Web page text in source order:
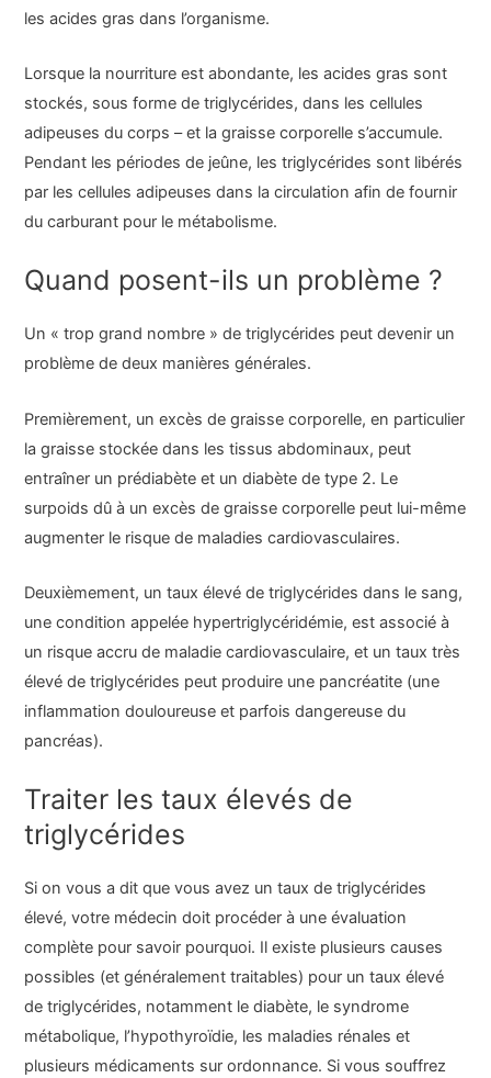
les acides gras dans l’organisme.
Lorsque la nourriture est abondante, les acides gras sont
stockés, sous forme de triglycérides, dans les cellules
adipeuses du corps – et la graisse corporelle s’accumule.
Pendant les périodes de jeûne, les triglycérides sont libérés
par les cellules adipeuses dans la circulation afin de fournir
du carburant pour le métabolisme.
Quand posent-ils un problème ?
Un « trop grand nombre » de triglycérides peut devenir un
problème de deux manières générales.
Premièrement, un excès de graisse corporelle, en particulier
la graisse stockée dans les tissus abdominaux, peut
entraîner un prédiabète et un diabète de type 2. Le
surpoids dû à un excès de graisse corporelle peut lui-même
augmenter le risque de maladies cardiovasculaires.
Deuxièmement, un taux élevé de triglycérides dans le sang,
une condition appelée hypertriglycéridémie, est associé à
un risque accru de maladie cardiovasculaire, et un taux très
élevé de triglycérides peut produire une pancréatite (une
inflammation douloureuse et parfois dangereuse du
pancréas).
Traiter les taux élevés de
triglycérides
Si on vous a dit que vous avez un taux de triglycérides
élevé, votre médecin doit procéder à une évaluation
complète pour savoir pourquoi. Il existe plusieurs causes
possibles (et généralement traitables) pour un taux élevé
de triglycérides, notamment le diabète, le syndrome
métabolique, l’hypothyroïdie, les maladies rénales et
plusieurs médicaments sur ordonnance. Si vous souffrez